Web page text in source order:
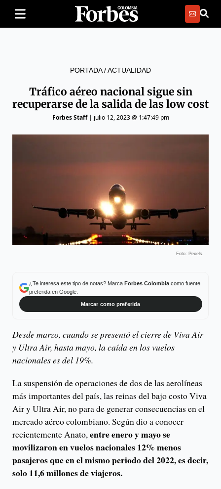
PORTADA/ACTUALIDAD
Tráfico aéreo nacional sigue sin
recuperarse de la salida de las low cost
Forbes Staff| julio 12, 2023 @ 1:47:49 pm
Foto: Pexels.
¿Te interesa este tipo de notas? Marca Forbes Colombiacomo fuente
preferida en Google.
Marcar como preferida
Desde marzo, cuando se presentó el cierre de Viva Air
y Ultra Air, hasta mayo, la caída en los vuelos
nacionales es del 19%.
La suspensión de operaciones de dos de las aerolíneas
más importantes del país, las reinas del bajo costo Viva
Air y Ultra Air, no para de generar consecuencias en el
mercado aéreo colombiano. Según dio a conocer
recientemente Anato,entre enero y mayo se
movilizaron en vuelos nacionales 12% menos
pasajeros que en el mismo periodo del 2022, es decir,
solo 11,6 millones de viajeros.